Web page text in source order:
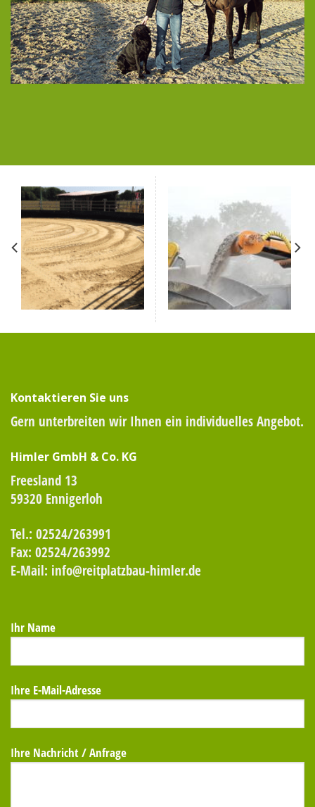
Kontaktieren Sie uns
Gern unterbreiten wir Ihnen ein individuelles Angebot.
Himler GmbH & Co. KG
Freesland 13
59320 Ennigerloh
Tel.: 02524/263991
Fax: 02524/263992
E-Mail: info@reitplatzbau-himler.de
Ihr Name
Ihre E-Mail-Adresse
Ihre Nachricht / Anfrage